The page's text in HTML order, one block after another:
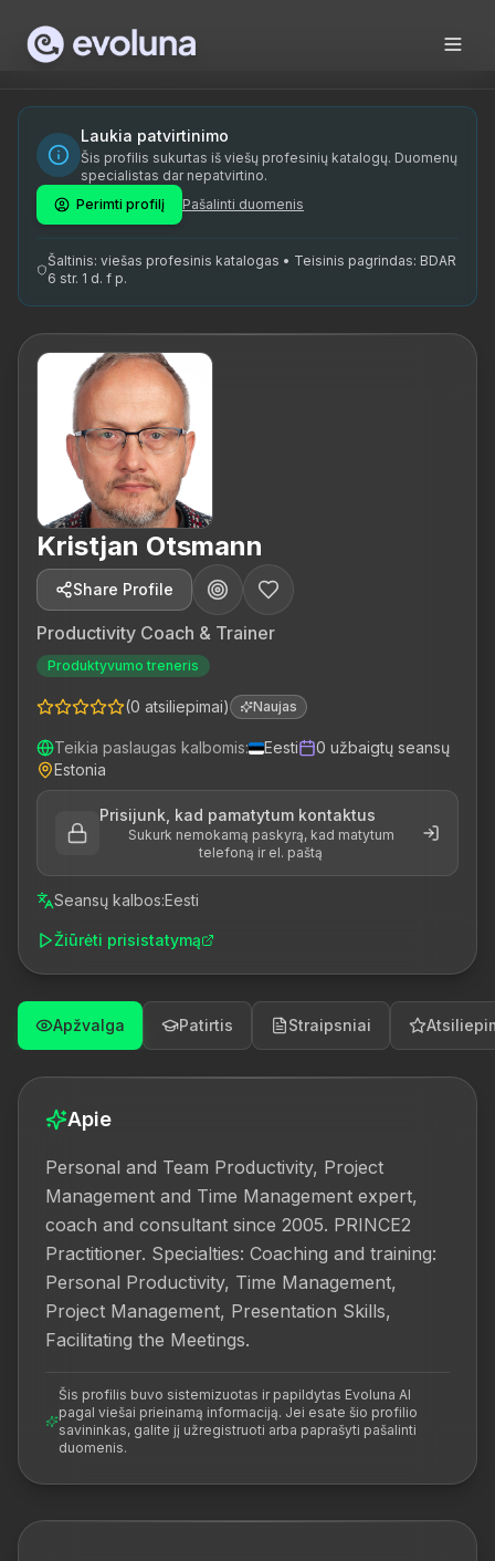
Kristjan Otsmann is an experienced productivity coach
Kristjan Otsmann on spetsialiseerunud tootlikkuse
tootlikkuse coach, ajajuhtimine, projektijuhtimine,
Laukia patvirtinimo
Šis profilis sukurtas iš viešų profesinių katalogų. Duomenų
specialistas dar nepatvirtino.
Perimti profilį
Pašalinti duomenis
Šaltinis: viešas profesinis katalogas • Teisinis pagrindas: BDAR
6 str. 1 d. f p.
Kristjan Otsmann
Share Profile
Productivity Coach & Trainer
Produktyvumo treneris
(0 atsiliepimai) Naujas
Teikia paslaugas kalbomis: Eesti 0 užbaigtų seansų
Estonia
Prisijunk, kad pamatytum kontaktus
Sukurk nemokamą paskyrą, kad matytum
telefoną ir el. paštą
Seansų kalbos:Eesti
Žiūrėti prisistatymą
Apžvalga Patirtis Straipsniai
Apie
Personal and Team Productivity, Project
Management and Time Management expert,
coach and consultant since 2005. PRINCE2
Practitioner. Specialties: Coaching and training:
Personal Productivity, Time Management,
Project Management, Presentation Skills,
Facilitating the Meetings.
Šis profilis buvo sistemizuotas ir papildytas Evoluna AI
pagal viešai prieinamą informaciją. Jei esate šio profilio
savininkas, galite jį užregistruoti arba paprašyti pašalinti
duomenis.